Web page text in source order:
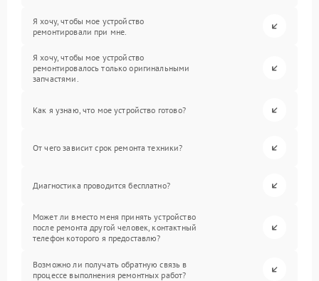
Я хочу, чтобы мое устройство
ремонтировали при мне.
Я хочу, чтобы мое устройство
ремонтировалось только оригинальными
запчастями.
Как я узнаю, что мое устройство готово?
От чего зависит срок ремонта техники?
Диагностика проводится бесплатно?
Может ли вместо меня принять устройство
после ремонта другой человек, контактный
телефон которого я предоставлю?
Возможно ли получать обратную связь в
процессе выполнения ремонтных работ?